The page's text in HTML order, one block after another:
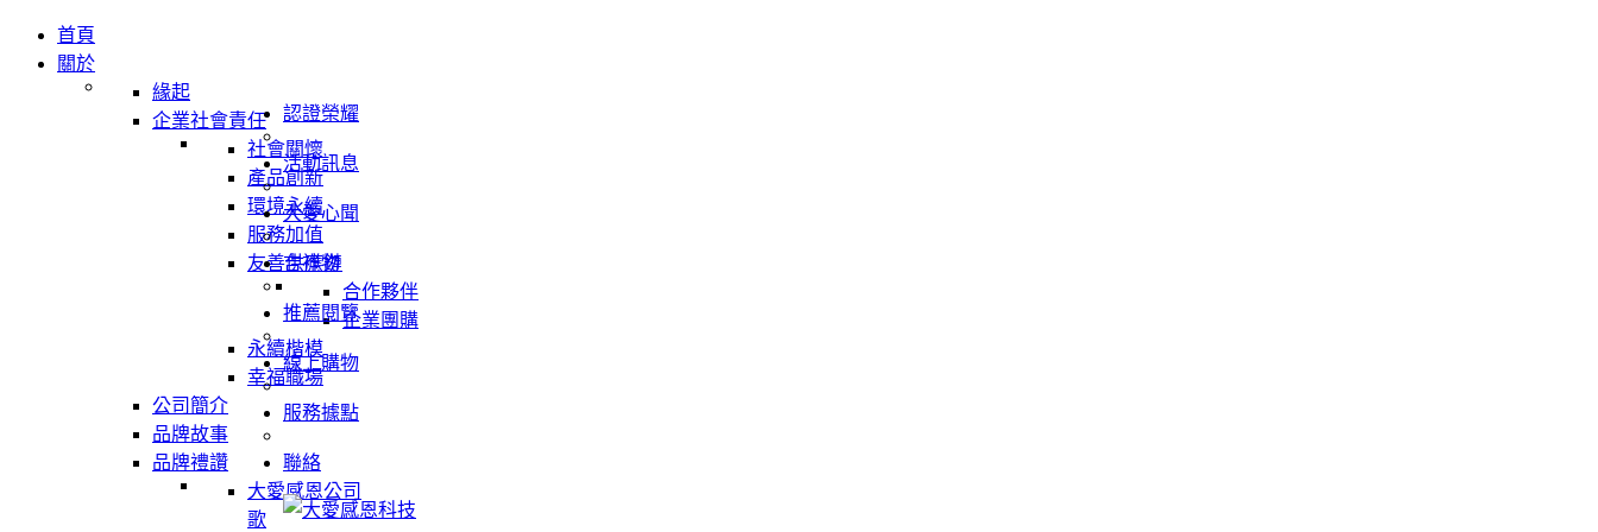
首頁
關於
緣起
企業社會責任
社會關懷
產品創新
環境永續
服務加值
友善供應鏈
合作夥伴
企業團購
永續楷模
幸福職場
公司簡介
品牌故事
品牌禮讚
大愛感恩公司
歌
認證榮耀
活動訊息
大愛心聞
吉祥物
推薦閱覽
線上購物
服務據點
聯絡